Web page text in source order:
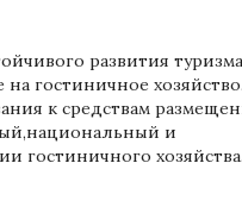
развития туризма
гостиничное
к средствам
и
гостиничного